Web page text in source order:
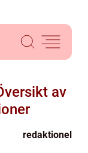
av
redaktionel